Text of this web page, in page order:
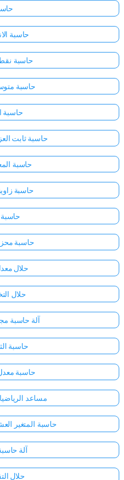
حاسبة
حاسبة
حاسبة
حاسبة
حاسبة ثابت
حاسبة
حاسبة
حاسبة
حاسبة
حلال
حلال
آلة حاسبة
حاسبة
حاسبة
مساعد
حاسبة المتغير
آلة
حلال